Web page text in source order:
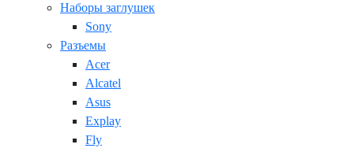
Наборы заглушек
Sony
Разъемы
Acer
Alcatel
Asus
Explay
Fly